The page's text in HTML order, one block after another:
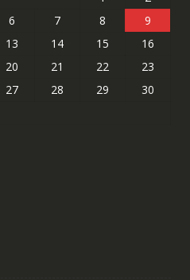
6 7 8
9
13 14 15
16
20 21 22
23
27 28 29
30